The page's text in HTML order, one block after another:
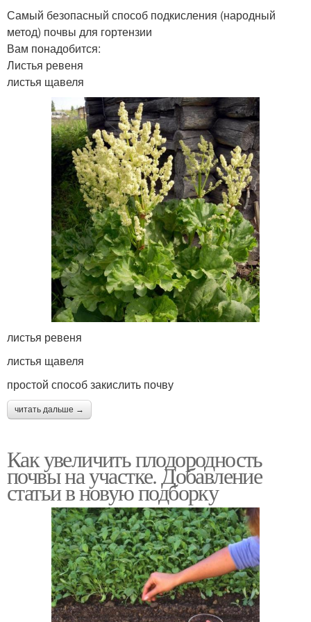
Самый безопасный способ подкисления (народный
метод) почвы для гортензии
Вам понадобится:
Листья ревеня
листья щавеля
листья ревеня
листья щавеля
простой способ закислить почву
читать дальше →
Как увеличить плодородность
почвы на участке. Добавление
статьи в новую подборку